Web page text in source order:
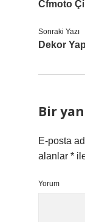
Cfmoto
Sonraki Yazı
Dekor
Bir
E-posta
alanlar *
Yorum